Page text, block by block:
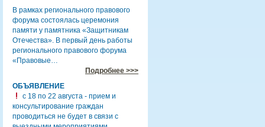
В рамках регионального правового
форума состоялась церемония
памяти у памятника «Защитникам
Отечества». В первый день работы
регионального правового форума
«Правовые…
Подробнее >>>
ОБЪЯВЛЕНИЕ
с 18 по 22 августа - прием и
консультирование граждан
проводиться не будет в связи с